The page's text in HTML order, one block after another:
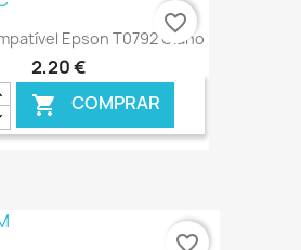
€ ONLINE
Epson T0792 Ciano
2,20 €
 COMPRAR
€ ONLINE
favorite_border
favorite_border